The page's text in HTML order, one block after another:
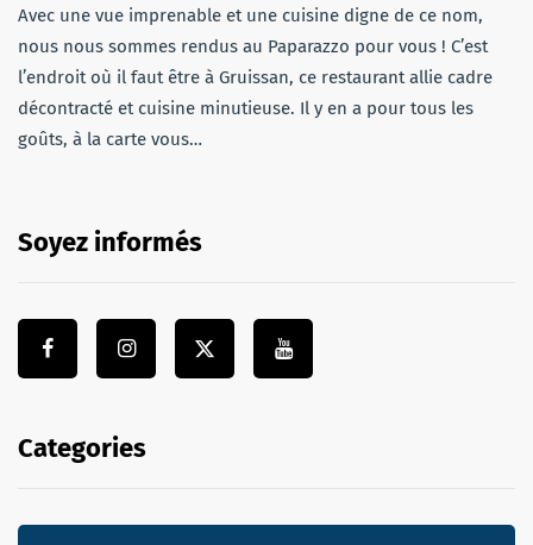
Avec une vue imprenable et une cuisine digne de ce nom,
nous nous sommes rendus au Paparazzo pour vous ! C’est
l’endroit où il faut être à Gruissan, ce restaurant allie cadre
décontracté et cuisine minutieuse. Il y en a pour tous les
goûts, à la carte vous…
Soyez informés
Categories